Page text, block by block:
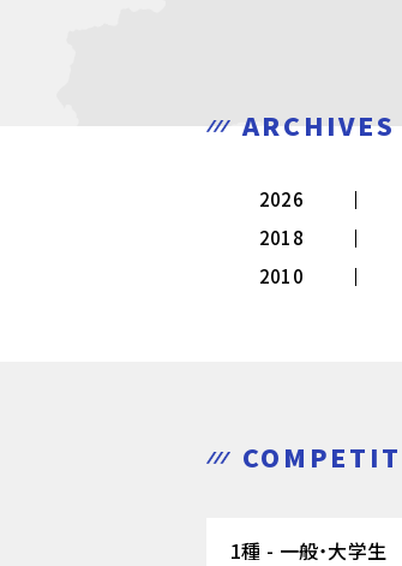
ARCHIVES
2026
2018
2010
1種 - 一般・大学生